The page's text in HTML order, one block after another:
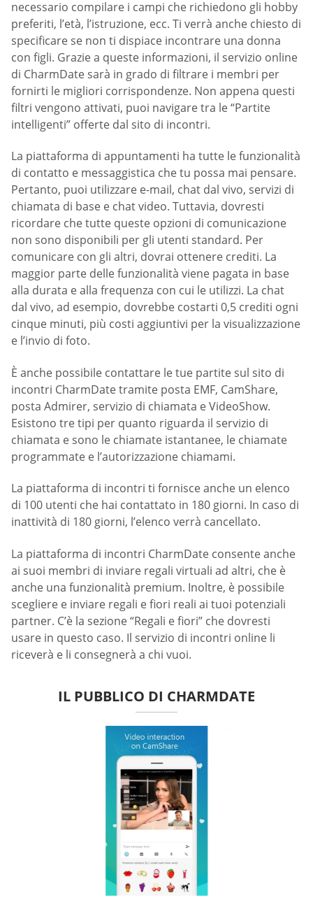
necessario compilare i campi che richiedono gli hobby
preferiti, l’età, l’istruzione, ecc. Ti verrà anche chiesto di
specificare se non ti dispiace incontrare una donna
con figli. Grazie a queste informazioni, il servizio online
di CharmDate sarà in grado di filtrare i membri per
fornirti le migliori corrispondenze. Non appena questi
filtri vengono attivati, puoi navigare tra le “Partite
intelligenti” offerte dal sito di incontri.
La piattaforma di appuntamenti ha tutte le funzionalità
di contatto e messaggistica che tu possa mai pensare.
Pertanto, puoi utilizzare e-mail, chat dal vivo, servizi di
chiamata di base e chat video. Tuttavia, dovresti
ricordare che tutte queste opzioni di comunicazione
non sono disponibili per gli utenti standard. Per
comunicare con gli altri, dovrai ottenere crediti. La
maggior parte delle funzionalità viene pagata in base
alla durata e alla frequenza con cui le utilizzi. La chat
dal vivo, ad esempio, dovrebbe costarti 0,5 crediti ogni
cinque minuti, più costi aggiuntivi per la visualizzazione
e l’invio di foto.
È anche possibile contattare le tue partite sul sito di
incontri CharmDate tramite posta EMF, CamShare,
posta Admirer, servizio di chiamata e VideoShow.
Esistono tre tipi per quanto riguarda il servizio di
chiamata e sono le chiamate istantanee, le chiamate
programmate e l’autorizzazione chiamami.
La piattaforma di incontri ti fornisce anche un elenco
di 100 utenti che hai contattato in 180 giorni. In caso di
inattività di 180 giorni, l’elenco verrà cancellato.
La piattaforma di incontri CharmDate consente anche
ai suoi membri di inviare regali virtuali ad altri, che è
anche una funzionalità premium. Inoltre, è possibile
scegliere e inviare regali e fiori reali ai tuoi potenziali
partner. C’è la sezione “Regali e fiori” che dovresti
usare in questo caso. Il servizio di incontri online li
riceverà e li consegnerà a chi vuoi.
IL PUBBLICO DI CHARMDATE